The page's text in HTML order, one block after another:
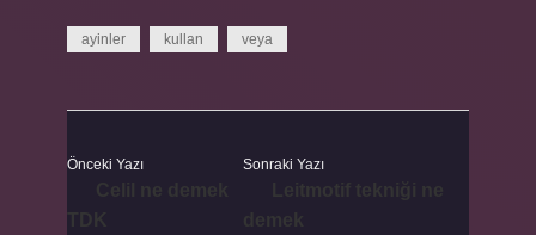
ayinler kullan veya
Önceki Yazı Sonraki Yazı